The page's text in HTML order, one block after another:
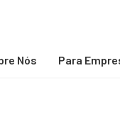
Nós Para